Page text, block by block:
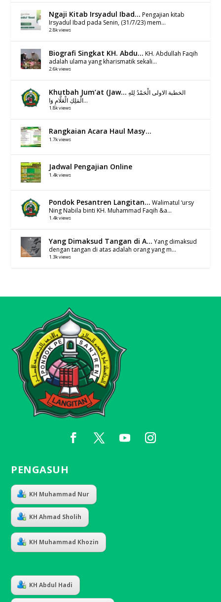
Ngaji Kitab Irsyadul Ibad... Pengajian kitab
Irsyadul Ibad pada Senin, (31/7/23) mem...
2.8k views
Biografi Singkat KH. Abdu... KH. Abdullah Faqih
adalah ulama yang kharismatik sekali...
2.6k views
Khutbah Jum’at (Jaw... الخطبة الاولى الْحَمْدُ لِلهِ
الْمَلِكِ الْعَلَّامِ وَا...
1.8k views
Rangkaian Acara Haul Masy...
1.7k views
Jadwal Pengajian Online
1.4k views
Pondok Pesantren Langitan... Walimatul ‘ursy
Ning Nabila binti KH. Muhammad Faqih &a...
1.4k views
Yang Dimaksud Tangan di A... Yang dimaksud
dengan tangan di atas adalah orang yang m...
1.3k views
PENGASUH
KH Muhammad Nur
KH Ahmad Sholih
KH Muhammad Khozin
KH Abdul Hadi